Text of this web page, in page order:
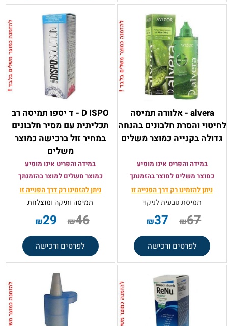
alvera - אלוורה תמיסה
לחיטוי והסרת חלבונים בהנחה
גדולה בקנייה כמוצר משלים
במידה והפריט אינו מופיע
כמוצר משלים למוצר בהזמנתך
ניתן להזמינו רק דרך הפנייה זו
תמיסת טבעית לניקוי
₪67
₪37
לפרטים ורכישה
D ISPO - ד יספו תמיסה רב
תכליתית עם מסיר חלבונים
במחיר זול ברכישה כמוצר
משלים
במידה והפריט אינו מופיע
כמוצר משלים למוצר בהזמנתך
ניתן להזמינו רק דרך הפנייה זו
תמיסה ותיקה ומוצלחת
₪46
₪29
לפרטים ורכישה